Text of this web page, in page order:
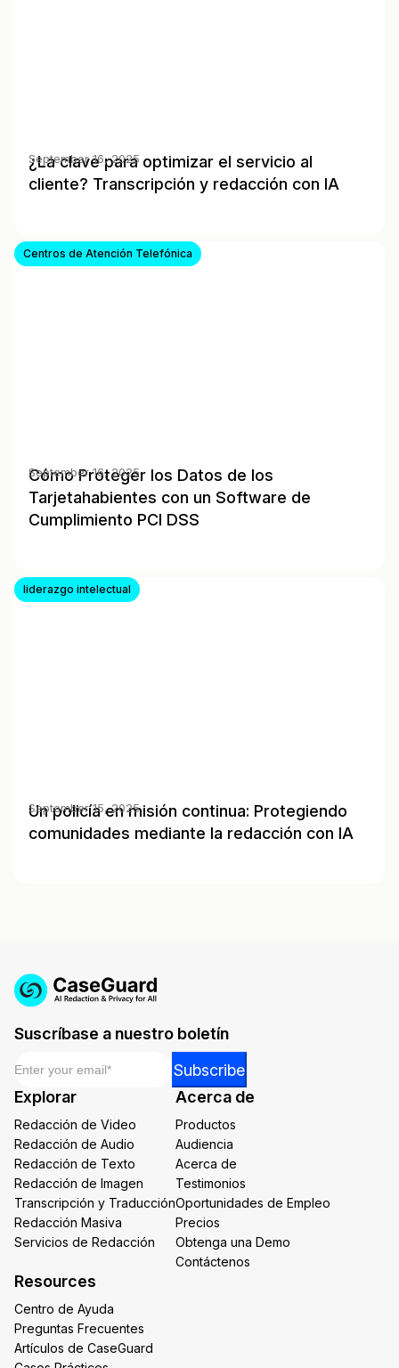
¿La clave para optimizar el servicio al
cliente? Transcripción y redacción con IA
September 16, 2025
Centros de Atención Telefónica
Cómo Proteger los Datos de los
Tarjetahabientes con un Software de
Cumplimiento PCI DSS
September 16, 2025
liderazgo intelectual
Un policía en misión continua: Protegiendo
comunidades mediante la redacción con IA
September 15, 2025
Suscríbase a nuestro boletín
Email
Email
Subscribe
Explorar
Redacción de Video
Redacción de Audio
Redacción de Texto
Redacción de Imagen
Transcripción y Traducción
Redacción Masiva
Servicios de Redacción
Acerca de
Productos
Audiencia
Acerca de
Testimonios
Oportunidades de Empleo
Precios
Obtenga una Demo
Contáctenos
Resources
Centro de Ayuda
Preguntas Frecuentes
Artículos de CaseGuard